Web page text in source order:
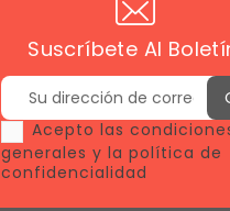
Suscríbete Al
Acepto las
generales y la política de
confidencialidad